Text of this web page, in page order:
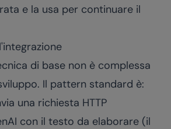
e la usa per continuare il
di base non è complessa
Il pattern standard è:
una richiesta HTTP
con il testo da elaborare (il